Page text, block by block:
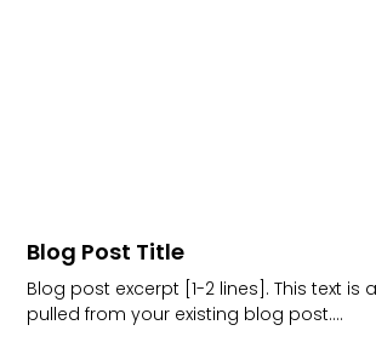
Blog Post Title
Blog post excerpt [1-2 lines]. This text is
pulled from your existing blog post.…